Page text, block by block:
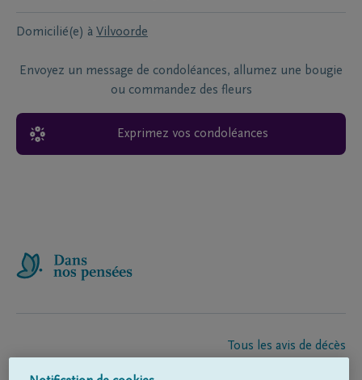
Domicilié(e) à Vilvoorde
Envoyez un message de condoléances, allumez une bougie
ou commandez des fleurs
Exprimez vos condoléances
Tous les avis de décès